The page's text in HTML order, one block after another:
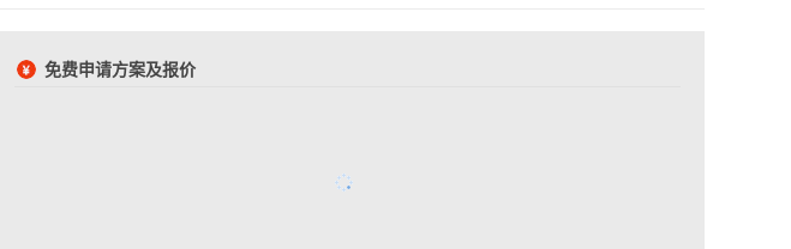
免费申请方案及报价